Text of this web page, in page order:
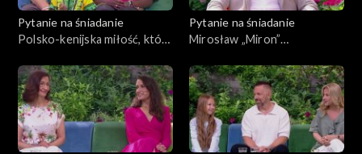
Pytanie na śniadanie
Polsko-kenijska miłość, która
Pytanie na śniadanie
Mirosław „Miron”
dobro